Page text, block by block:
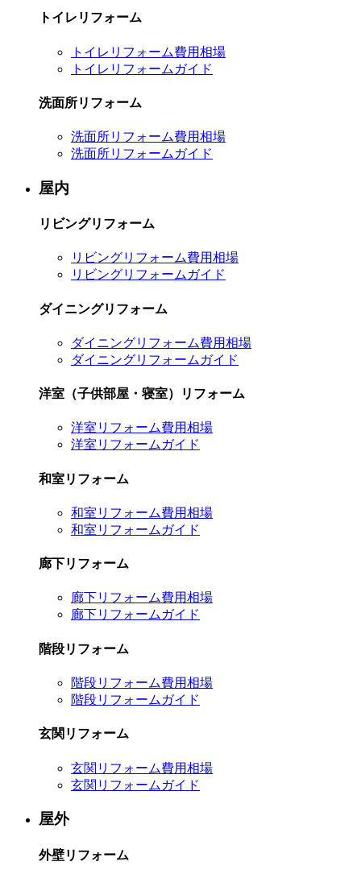
トイレリフォーム
トイレリフォーム費用相場
トイレリフォームガイド
洗面所リフォーム
洗面所リフォーム費用相場
洗面所リフォームガイド
屋内
リビングリフォーム
リビングリフォーム費用相場
リビングリフォームガイド
ダイニングリフォーム
ダイニングリフォーム費用相場
ダイニングリフォームガイド
洋室（子供部屋・寝室）リフォーム
洋室リフォーム費用相場
洋室リフォームガイド
和室リフォーム
和室リフォーム費用相場
和室リフォームガイド
廊下リフォーム
廊下リフォーム費用相場
廊下リフォームガイド
階段リフォーム
階段リフォーム費用相場
階段リフォームガイド
玄関リフォーム
玄関リフォーム費用相場
玄関リフォームガイド
屋外
外壁リフォーム